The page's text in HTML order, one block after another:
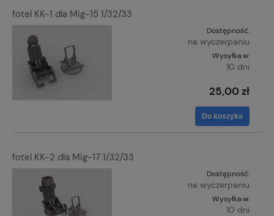
fotel KK-1 dla Mig-15 1/32/33
Dostępność:
na wyczerpaniu
Wysyłka w:
10 dni
25,00 zł
Do koszyka
fotel KK-2 dla Mig-17 1/32/33
Dostępność:
na wyczerpaniu
Wysyłka w:
10 dni